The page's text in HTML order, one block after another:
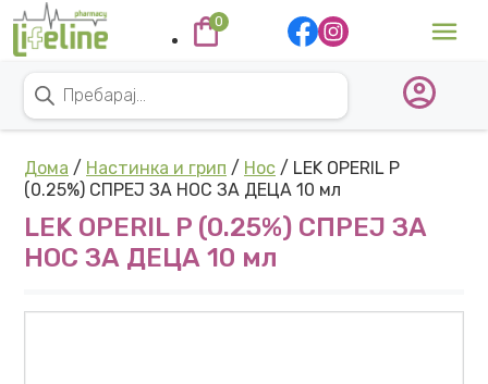
Skip to content
Main Navigation
0
Дома / Настинка и грип / Нос / LEK OPERIL P
(0.25%) СПРЕЈ ЗА НОС ЗА ДЕЦА 10 мл
LEK OPERIL P (0.25%) СПРЕЈ ЗА
НОС ЗА ДЕЦА 10 мл